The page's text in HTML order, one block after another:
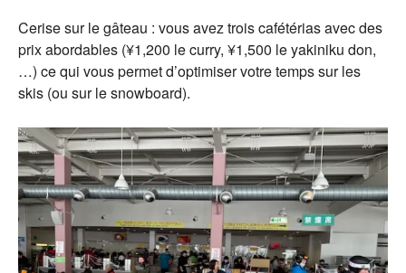
Cerise sur le gâteau : vous avez trois cafétérias avec des
prix abordables (¥1,200 le curry, ¥1,500 le yakiniku don,
…) ce qui vous permet d’optimiser votre temps sur les
skis (ou sur le snowboard).